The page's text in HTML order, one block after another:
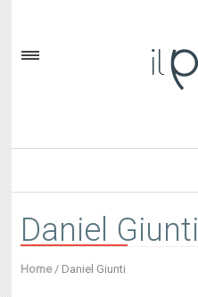
Daniel Giunti
Home / Daniel Giunti